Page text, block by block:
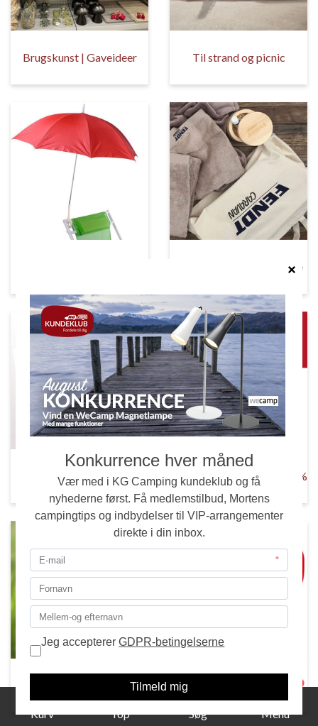
Brugskunst | Gaveideer Til strand og picnic
Accessories |Merchandise
Gavekort % Outlet og Brugtmarked %
Camping med omtanke
TILBUD KG Camping
Kurv
Top Søg Menu